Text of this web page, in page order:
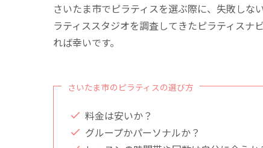
さいたま市でピラティスを選ぶ際に、失敗しな
ラティススタジオを調査してきたピラティス
れば幸いです。
さいたま市のピラティスの選び方
料金は安いか？
グループかパーソナルか？